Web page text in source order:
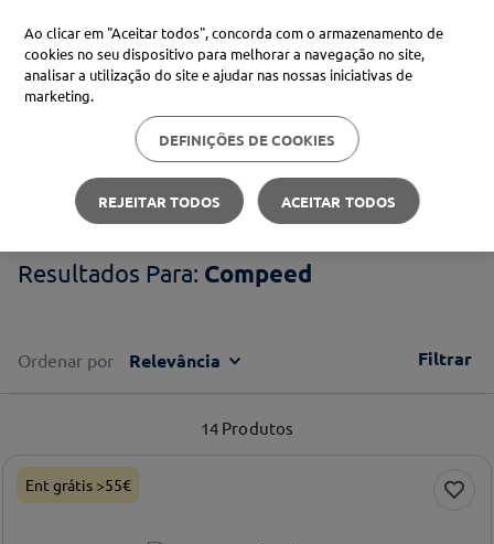
Procure no Marketplace Médis
Pesquisas mais comuns
xiaomi
3º now
Compeed
Compeed
Ordenar por Relevância Filtrar
14 Produtos
Ent grátis >55€
Ao clicar em "Aceitar todos", concorda com o armazenamento de
cookies no seu dispositivo para melhorar a navegação no site,
analisar a utilização do site e ajudar nas nossas iniciativas de
marketing.
DEFINIÇÕES DE COOKIES
REJEITAR TODOS ACEITAR TODOS